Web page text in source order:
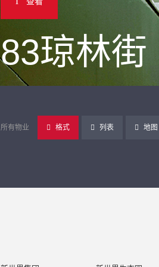
83琼林街
所有物业 格式 列表 地图